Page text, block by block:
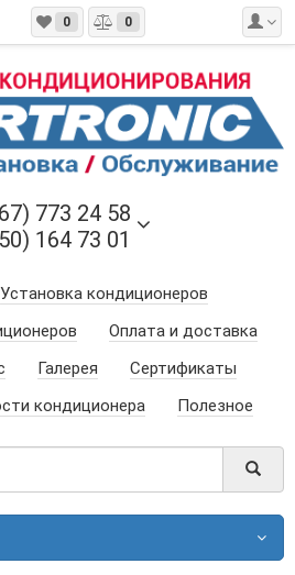
0 0
773 24 58
164 73 01
Установка кондиционеров
Оплата и доставка
Галерея
Сертификаты
кондиционера
Полезное